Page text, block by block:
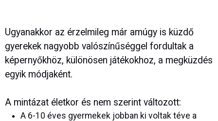
Ugyanakkor az érzelmileg már amúgy is küzdő
gyerekek nagyobb valószínűséggel fordultak a
képernyőkhöz, különösen játékokhoz, a megküzdés
egyik módjaként.
A mintázat életkor és nem szerint változott:
A 6-10 éves gyermekek jobban ki voltak téve a